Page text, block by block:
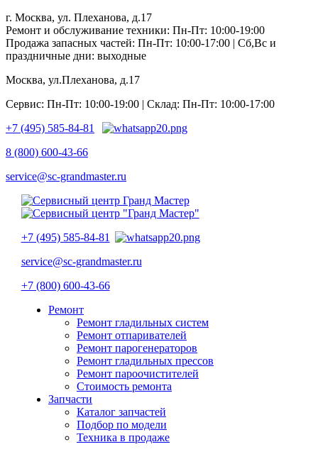
г. Москва, ул. Плеханова, д.17
Ремонт и обслуживание техники: Пн-Пт: 10:00-19:00
Продажа запасных частей: Пн-Пт: 10:00-17:00 | Сб,Вс и
праздничные дни: выходные
Москва, ул.Плеханова, д.17
Сервис: Пн-Пт: 10:00-19:00 | Склад: Пн-Пт: 10:00-17:00
+7 (495) 585-84-81
8 (800) 600-43-66
service@sc-grandmaster.ru
+7 (495) 585-84-81
service@sc-grandmaster.ru
+7 (800) 600-43-66
Ремонт
Ремонт гладильных систем
Ремонт отпаривателей
Ремонт парогенераторов
Ремонт гладильных прессов
Ремонт пароочистителей
Стоимость ремонта
Запчасти
Каталог запчастей
Подбор по модели
Техника в продаже